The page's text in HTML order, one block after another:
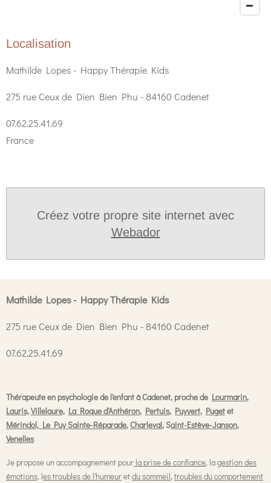
Localisation
Mathilde Lopes - Happy Thérapie Kids
275 rue Ceux de Dien Bien Phu - 84160 Cadenet
07.62.25.41.69
France
Créez votre propre site internet avec
Webador
Mathilde Lopes - Happy Thérapie Kids
275 rue Ceux de Dien Bien Phu - 84160 Cadenet
07.62.25.41.69
Thérapeute en psychologie de l'enfant à Cadenet, proche de Lourmarin,
Lauris,Villelaure, La Roque d'Anthéron, Pertuis, Puyvert, Pugetet
Mérindol, Le Puy Sainte-Réparade,Charleval, Saint-Estève-Janson,
Venelles
Je propose un accompagnement pour la prise de confiance, lagestion des
émotions, les troubles de l'humeuretdu sommeil, troubles du comportement